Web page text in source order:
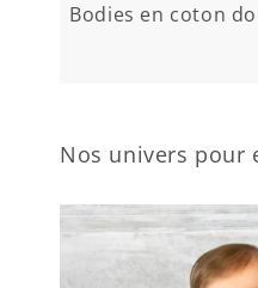
Bodies en coton
Nos univers pour